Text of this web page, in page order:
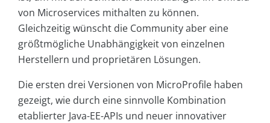
von Microservices mithalten zu können.
Gleichzeitig wünscht die Community aber eine
größtmögliche Unabhängigkeit von einzelnen
Herstellern und proprietären Lösungen.
Die ersten drei Versionen von MicroProfile haben
gezeigt, wie durch eine sinnvolle Kombination
etablierter Java-EE-APIs und neuer innovativer